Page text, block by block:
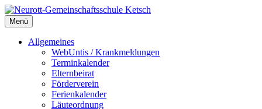
Zum
Inhalt
springen
Neurott-Gemeinschaftsschule Ketsch
Menü
Allgemeines
WebUntis / Krankmeldungen
Terminkalender
Elternbeirat
Förderverein
Ferienkalender
Läuteordnung